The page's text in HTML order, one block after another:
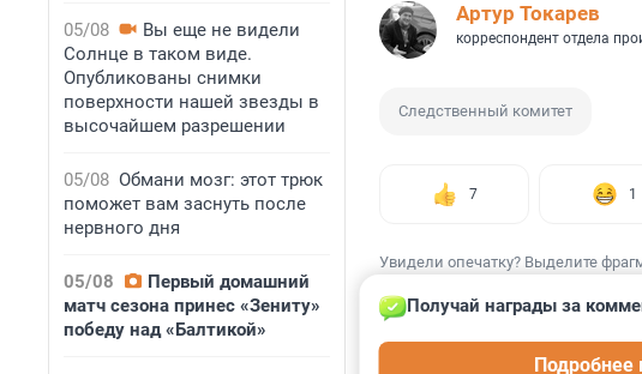
05/08
Вы еще не видели
Солнце в таком виде.
Опубликованы снимки
поверхности нашей звезды в
высочайшем разрешении
05/08 Обмани мозг: этот трюк
поможет вам заснуть после
нервного дня
05/08
Первый домашний
матч сезона принес «Зениту»
победу над «Балтикой»
Артур Токарев
корреспондент отдела
Следственный комитет
7 1
Увидели опечатку? Выделите
Получай награды за
Подробнее